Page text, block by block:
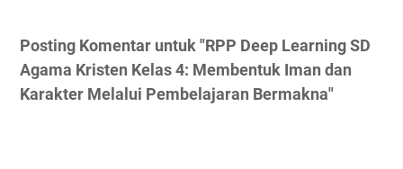
Posting Komentar untuk "RPP Deep Learning SD
Agama Kristen Kelas 4: Membentuk Iman dan
Karakter Melalui Pembelajaran Bermakna"